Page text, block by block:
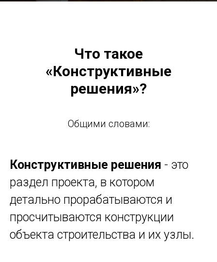
Что такое
«Конструктивные
решения»‎?
Общими словами:
Конструктивные решения - это
раздел проекта, в котором
детально прорабатываются и
просчитываются конструкции
объекта строительства и их узлы.